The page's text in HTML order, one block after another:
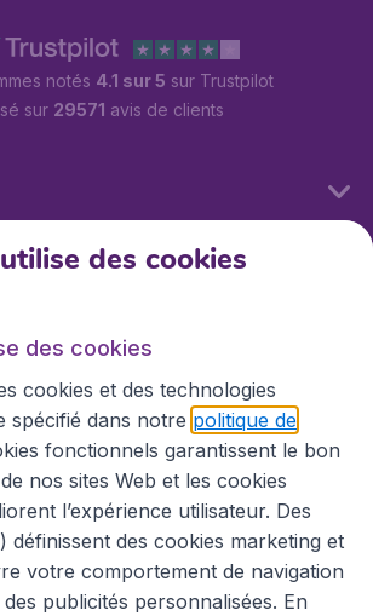
notés 4.1 sur 5 sur Trustpilot
sur 29571 avis de clients
des cookies
des cookies
cookies et des technologies
spécifié dans notre politique de
fonctionnels garantissent le bon
nos sites Web et les cookies
l’expérience utilisateur. Des
) définissent des cookies marketing et
votre comportement de navigation
publicités personnalisées. En